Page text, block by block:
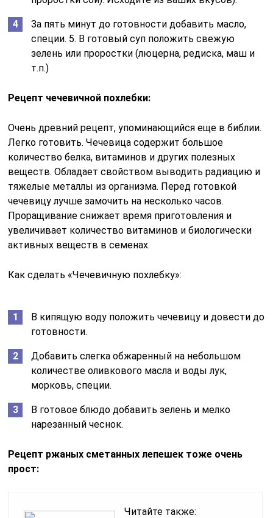
За пять минут до готовности добавить масло,
специи. 5. В готовый суп положить свежую
зелень или проростки (люцерна, редиска, маш и
т.п.)
Рецепт чечевичной похлебки:
Очень древний рецепт, упоминающийся еще в библии.
Легко готовить. Чечевица содержит большое
количество белка, витаминов и других полезных
веществ. Обладает свойством выводить радиацию и
тяжелые металлы из организма. Перед готовкой
чечевицу лучше замочить на несколько часов.
Проращивание снижает время приготовления и
увеличивает количество витаминов и биологически
активных веществ в семенах.
Как сделать «Чечевичную похлебку»:
В кипящую воду положить чечевицу и довести до
готовности.
Добавить слегка обжаренный на небольшом
количестве оливкового масла и воды лук,
морковь, специи.
В готовое блюдо добавить зелень и мелко
нарезанный чеснок.
Рецепт ржаных сметанных лепешек тоже очень
прост:
Читайте также: